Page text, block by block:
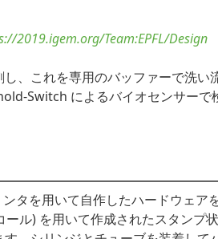
2019.igem.org/Team:EPFL/Design
、これを専用のバッファーで洗い
Switch によるバイオセンサーで
タを用いて自作したハードウェア
ール) を用いて作成されたスタンプ